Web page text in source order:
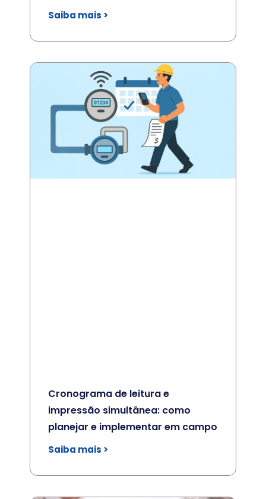
Saiba mais >
Cronograma de leitura e
impressão simultânea: como
planejar e implementar em campo
Saiba mais >